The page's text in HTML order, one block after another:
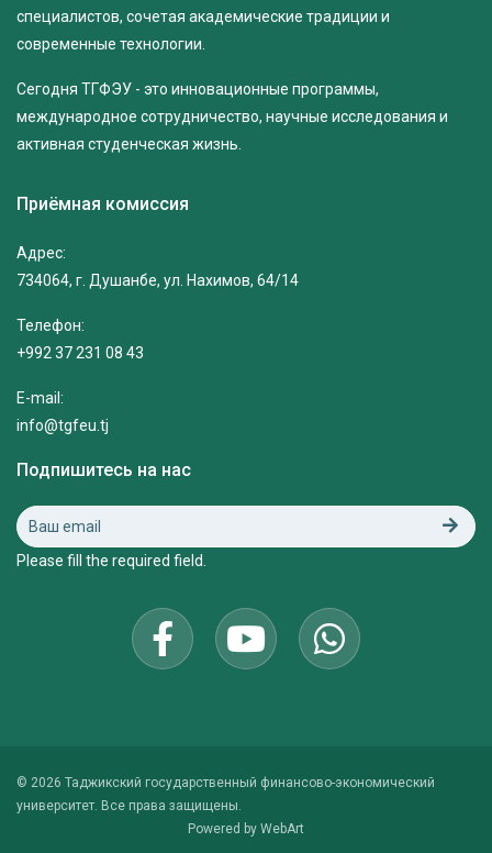
специалистов, сочетая академические традиции и
современные технологии.
Сегодня ТГФЭУ - это инновационные программы,
международное сотрудничество, научные исследования и
активная студенческая жизнь.
Приёмная комиссия
Адрес:
734064, г. Душанбе, ул. Нахимов, 64/14
Телефон:
+992 37 231 08 43
E-mail:
info@tgfeu.tj
Подпишитесь на нас
Please fill the required field.
© 2026 Таджикский государственный финансово-экономический
университет. Все права защищены.
Powered by WebArt